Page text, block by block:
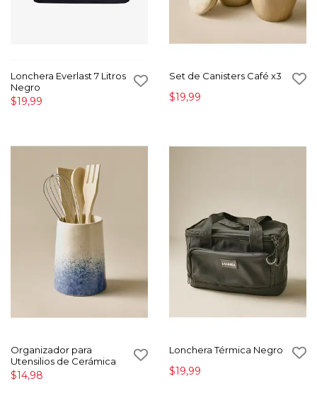
Lonchera Everlast 7 Litros
Negro
$19,99
Set de Canisters Café x3
$19,99
Organizador para
Utensilios de Cerámica
$14,98
Lonchera Térmica Negro
$19,99